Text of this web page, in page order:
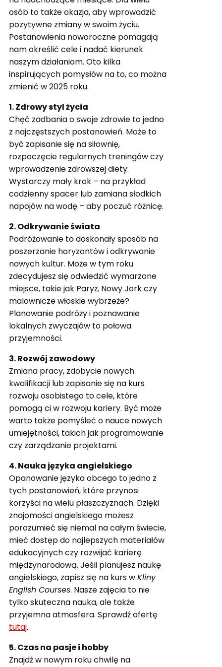
osób to także okazja, aby wprowadzić
pozytywne zmiany w swoim życiu.
Postanowienia noworoczne pomagają
nam określić cele i nadać kierunek
naszym działaniom. Oto kilka
inspirujących pomysłów na to, co można
zmienić w 2025 roku.
1. Zdrowy styl życia
Chęć zadbania o swoje zdrowie to jedno
z najczęstszych postanowień. Może to
być zapisanie się na siłownię,
rozpoczęcie regularnych treningów czy
wprowadzenie zdrowszej diety.
Wystarczy mały krok – na przykład
codzienny spacer lub zamiana słodkich
napojów na wodę – aby poczuć różnicę.
2. Odkrywanie świata
Podróżowanie to doskonały sposób na
poszerzanie horyzontów i odkrywanie
nowych kultur. Może w tym roku
zdecydujesz się odwiedzić wymarzone
miejsce, takie jak Paryż, Nowy Jork czy
malownicze włoskie wybrzeże?
Planowanie podróży i poznawanie
lokalnych zwyczajów to połowa
przyjemności.
3. Rozwój zawodowy
Zmiana pracy, zdobycie nowych
kwalifikacji lub zapisanie się na kurs
rozwoju osobistego to cele, które
pomogą ci w rozwoju kariery. Być może
warto także pomyśleć o nauce nowych
umiejętności, takich jak programowanie
czy zarządzanie projektami.
4. Nauka języka angielskiego
Opanowanie języka obcego to jedno z
tych postanowień, które przynosi
korzyści na wielu płaszczyznach. Dzięki
znajomości angielskiego możesz
porozumieć się niemal na całym świecie,
mieć dostęp do najlepszych materiałów
edukacyjnych czy rozwijać karierę
międzynarodową. Jeśli planujesz naukę
angielskiego, zapisz się na kurs wKliny
English Courses. Nasze zajęcia to nie
tylko skuteczna nauka, ale także
przyjemna atmosfera. Sprawdź ofertę
tutaj.
5. Czas na pasje i hobby
Znajdź w nowym roku chwilę na